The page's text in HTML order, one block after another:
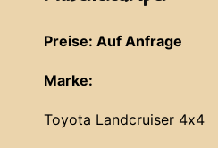
Preise: Auf Anfrage
Marke:
Toyota Landcruiser 4x4